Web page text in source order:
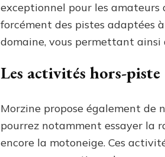
exceptionnel pour les amateurs
forcément des pistes adaptées
domaine, vous permettant ainsi
Les activités hors-piste
Morzine propose également de
pourrez notamment essayer la
encore la motoneige. Ces